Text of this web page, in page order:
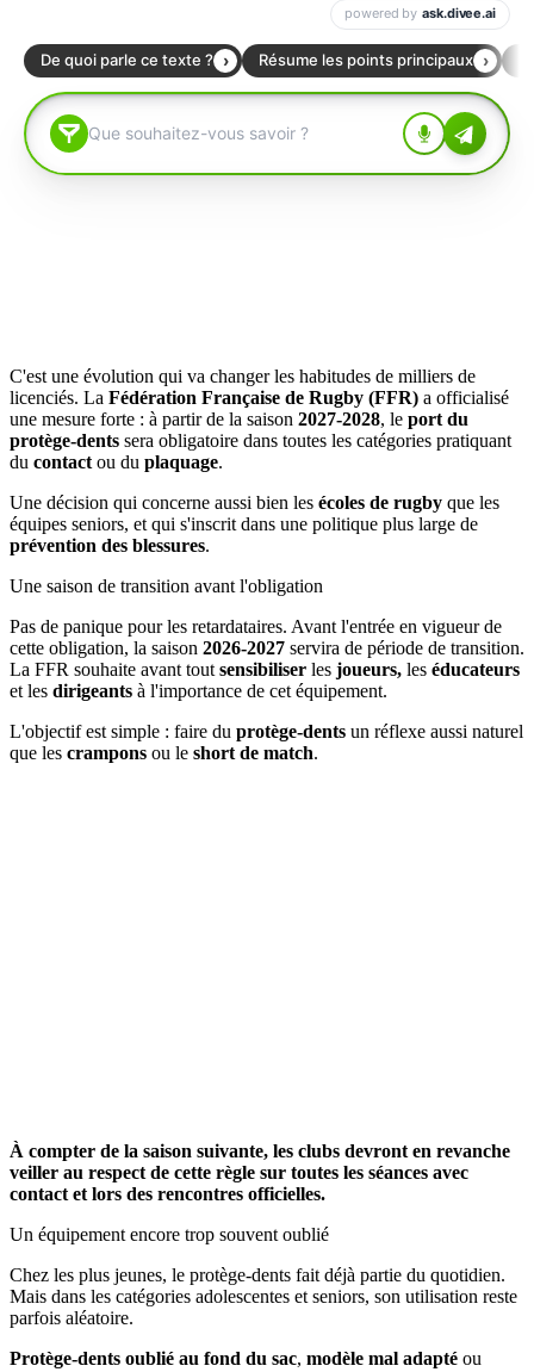
C'est une évolution qui va changer les habitudes de milliers de
licenciés. La Fédération Française de Rugby (FFR) a officialisé
une mesure forte : à partir de la saison 2027-2028, le port du
protège-dents sera obligatoire dans toutes les catégories pratiquant
du contact ou du plaquage.
Une décision qui concerne aussi bien les écoles de rugby que les
équipes seniors, et qui s'inscrit dans une politique plus large de
prévention des blessures.
Une saison de transition avant l'obligation
Pas de panique pour les retardataires. Avant l'entrée en vigueur de
cette obligation, la saison 2026-2027 servira de période de transition.
La FFR souhaite avant tout sensibiliser les joueurs, les éducateurs
et les dirigeants à l'importance de cet équipement.
L'objectif est simple : faire du protège-dents un réflexe aussi naturel
que les crampons ou le short de match.
À compter de la saison suivante, les clubs devront en revanche
veiller au respect de cette règle sur toutes les séances avec
contact et lors des rencontres officielles.
Un équipement encore trop souvent oublié
Chez les plus jeunes, le protège-dents fait déjà partie du quotidien.
Mais dans les catégories adolescentes et seniors, son utilisation reste
parfois aléatoire.
Protège-dents oublié au fond du sac, modèle mal adapté ou